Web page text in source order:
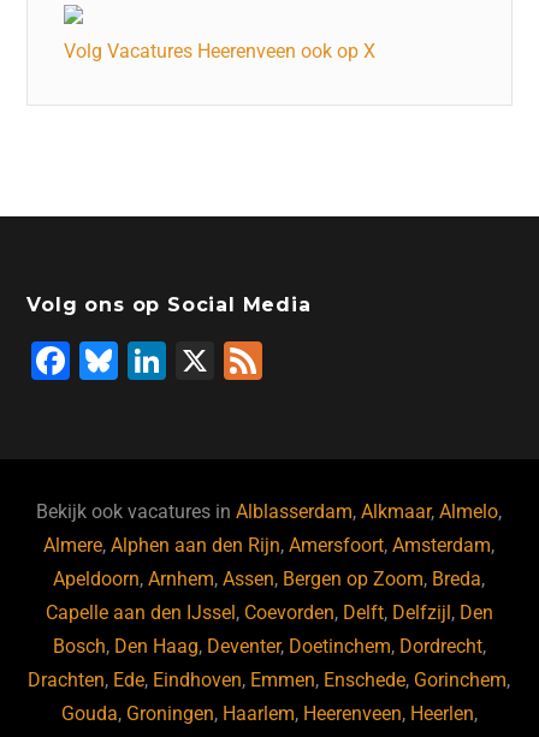
Volg Vacatures Heerenveen ook op X
Volg ons op Social Media
F
b
o
o
k
Bl
ky
Li
dI
n
X
Bekijk ook vacatures inAlblasserdam,Alkmaar,Almelo,
Almere,Alphen aan den Rijn,Amersfoort,Amsterdam,
Apeldoorn,Arnhem,Assen, Bergen op Zoom, Breda,
Capelle aan den IJssel, Coevorden, Delft, Delfzijl, Den
Bosch, Den Haag, Deventer, Doetinchem, Dordrecht,
Drachten, Ede, Eindhoven, Emmen, Enschede, Gorinchem,
Gouda, Groningen, Haarlem, Heerenveen, Heerlen,